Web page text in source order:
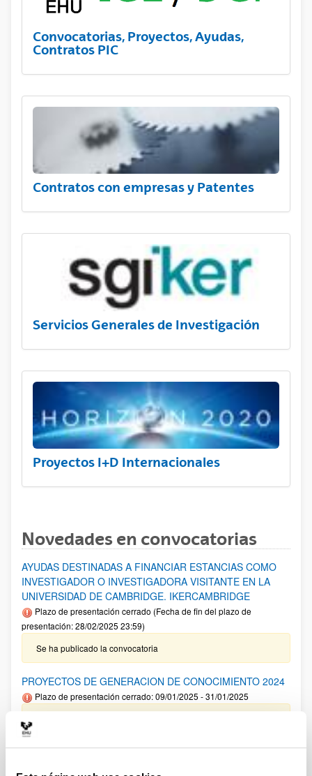
Convocatorias, Proyectos, Ayudas,
Contratos PIC
Contratos con empresas y Patentes
Servicios Generales de Investigación
Proyectos I+D Internacionales
Novedades en convocatorias
AYUDAS DESTINADAS A FINANCIAR ESTANCIAS COMO
INVESTIGADOR O INVESTIGADORA VISITANTE EN LA
UNIVERSIDAD DE CAMBRIDGE. IKERCAMBRIDGE
Plazo de presentación cerrado (Fecha de fin del plazo de
presentación: 28/02/2025 23:59)
Se ha publicado la convocatoria
PROYECTOS DE GENERACION DE CONOCIMIENTO 2024
Plazo de presentación cerrado: 09/01/2025 - 31/01/2025